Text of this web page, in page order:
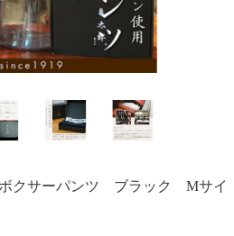
クサーパンツ ブラック Mサイ